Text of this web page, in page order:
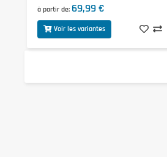
à partir de 69,99 €
Voir les variantes